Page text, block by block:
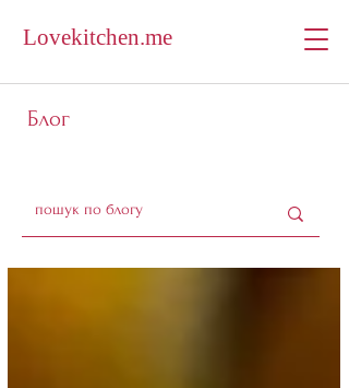
Lovekitchen.me
Блог